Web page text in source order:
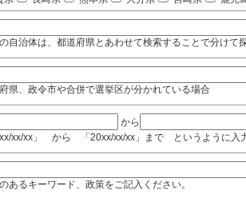
自治体は、都道府県とあわせて検索することで分けて
県、政令市や合併で選挙区が分かれている場合
から
xx/xx」 から 「20xx/xx/xx」まで というように入力
あるキーワード、政策をご記入ください。